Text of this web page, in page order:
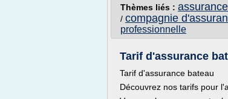
Thèmes liés :
/ compagnie
professionnelle
Tarif d'assurance
Tarif d'assurance bateau
Découvrez nos tarifs pour